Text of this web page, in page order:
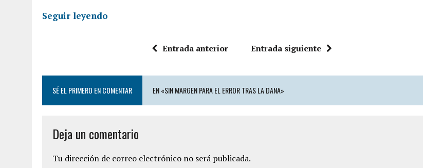
Seguir leyendo
Entrada anterior Entrada siguiente
SÉ EL PRIMERO EN COMENTAR EN «SIN MARGEN PARA EL ERROR TRAS LA DANA»
Deja un comentario
Tu dirección de correo electrónico no será publicada.